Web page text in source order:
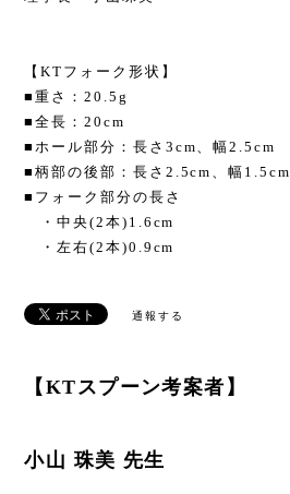
【KTフォーク形状】
■重さ：20.5g
■全長：20cm
■ホール部分：長さ3cm、幅2.5cm
■柄部の後部：長さ2.5cm、幅1.5cm
■フォーク部分の長さ
・中央(2本)1.6cm
・左右(2本)0.9cm
通報する
【KTスプーン考案者】
小山 珠美 先生